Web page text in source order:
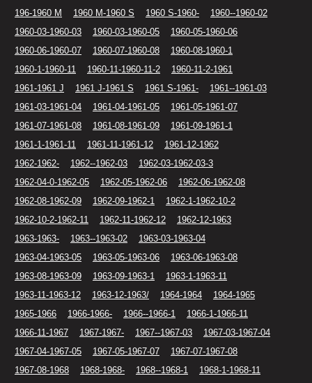
196-1960 M
1960 M-1960 S 1960 S-1960-
1960--1960-02
1960-03-1960-03
1960-03-1960-05
1960-05-1960-06
1960-06-1960-07
1960-07-1960-08
1960-08-1960-1
1960-1-1960-11
1960-11-1960-11-2
1960-11-2-1961
1961-1961 J
1961 J-1961 S 1961 S-1961-
1961--1961-03
1961-03-1961-04
1961-04-1961-05
1961-05-1961-07
1961-07-1961-08
1961-08-1961-09
1961-09-1961-1
1961-1-1961-11
1961-11-1961-12
1961-12-1962
1962-1962-
1962--1962-03
1962-03-1962-03-3
1962-04-0-1962-05
1962-05-1962-06
1962-06-1962-08
1962-08-1962-09
1962-09-1962-1
1962-1-1962-10-2
1962-10-2-1962-11
1962-11-1962-12
1962-12-1963
1963-1963-
1963--1963-02
1963-03-1963-04
1963-04-1963-05
1963-05-1963-06
1963-06-1963-08
1963-08-1963-09
1963-09-1963-1
1963-1-1963-11
1963-11-1963-12
1963-12-1963/ 1964-1964
1964-1965
1965-1966
1966-1966- 1966--1966-1
1966-1-1966-11
1966-11-1967
1967-1967- 1967--1967-03
1967-03-1967-04
1967-04-1967-05
1967-05-1967-07
1967-07-1967-08
1967-08-1968
1968-1968- 1968--1968-1
1968-1-1968-11